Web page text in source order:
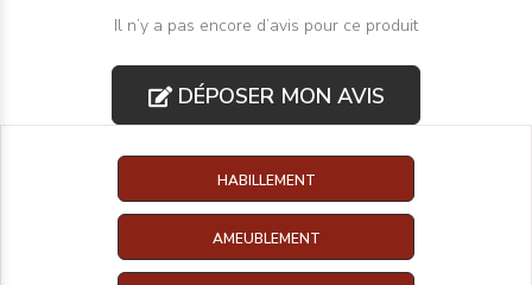
Il n’y a pas encore d’avis pour ce produit
DÉPOSER MON AVIS
HABILLEMENT
AMEUBLEMENT